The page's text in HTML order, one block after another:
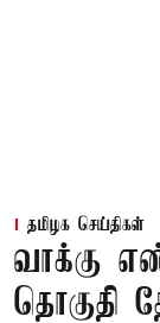
தமிழக செய்திகள்
வாக்கு
தொகுதி